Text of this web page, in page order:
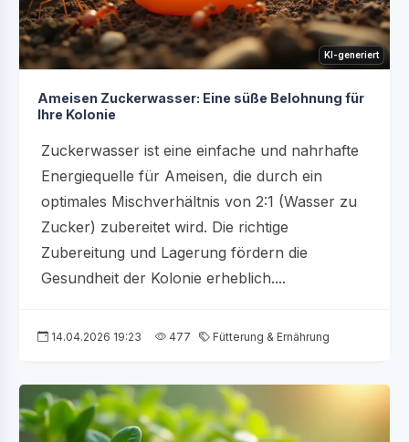
KI-generiert
Ameisen Zuckerwasser: Eine süße Belohnung für
Ihre Kolonie
Zuckerwasser ist eine einfache und nahrhafte
Energiequelle für Ameisen, die durch ein
optimales Mischverhältnis von 2:1 (Wasser zu
Zucker) zubereitet wird. Die richtige
Zubereitung und Lagerung fördern die
Gesundheit der Kolonie erheblich....
14.04.2026 19:23 477 Fütterung & Ernährung